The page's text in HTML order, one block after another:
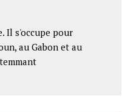
Il s'occupe pour
au Gabon et au